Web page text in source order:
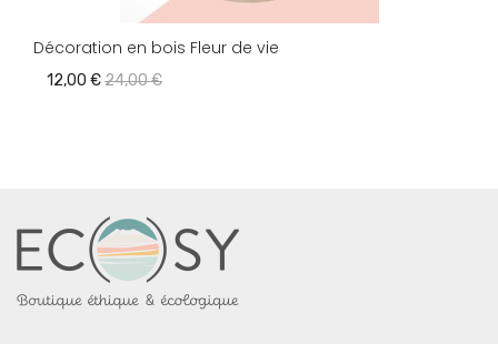
Décoration en bois Fleur de vie
12,00 €24,00 €